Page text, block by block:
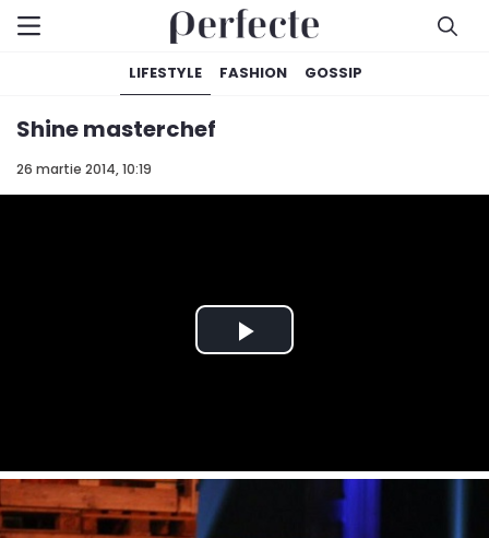
LIFESTYLE FASHION GOSSIP
26 martie 2014, 10:19
Shine masterchef